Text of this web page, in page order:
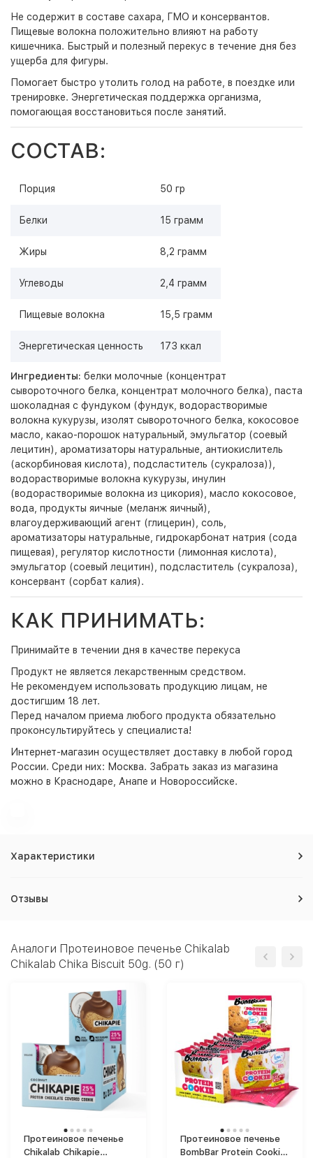
Не содержит в составе сахара, ГМО и консервантов.
Пищевые волокна положительно влияют на работу
кишечника. Быстрый и полезный перекус в течение дня без
ущерба для фигуры.
Помогает быстро утолить голод на работе, в поездке или
тренировке. Энергетическая поддержка организма,
помогающая восстановиться после занятий.
СОСТАВ:
Порция 50 гр
Белки 15 грамм
Жиры 8,2 грамм
Углеводы 2,4 грамм
Пищевые волокна 15,5 грамм
Энергетическая ценность 173 ккал
Ингредиенты: белки молочные (концентрат
сывороточного белка, концентрат молочного белка), паста
шоколадная с фундуком (фундук, водорастворимые
волокна кукурузы, изолят сывороточного белка, кокосовое
масло, какао-порошок натуральный, эмульгатор (соевый
лецитин), ароматизаторы натуральные, антиокислитель
(аскорбиновая кислота), подсластитель (сукралоза)),
водорастворимые волокна кукурузы, инулин
(водорастворимые волокна из цикория), масло кокосовое,
вода, продукты яичные (меланж яичный),
влагоудерживающий агент (глицерин), соль,
ароматизаторы натуральные, гидрокарбонат натрия (сода
пищевая), регулятор кислотности (лимонная кислота),
эмульгатор (соевый лецитин), подсластитель (сукралоза),
консервант (сорбат калия).
КАК ПРИНИМАТЬ:
Принимайте в течении дня в качестве перекуса
Продукт не является лекарственным средством.
Не рекомендуем использовать продукцию лицам, не
достигшим 18 лет.
Перед началом приема любого продукта обязательно
проконсультируйтесь у специалиста!
Интернет-магазин осуществляет доставку в любой город
России. Среди них: Москва. Забрать заказ из магазина
можно в Краснодаре, Анапе и Новороссийске.
Характеристики
Отзывы
Аналоги Протеиновое печенье Chikalab
Chikalab Chika Biscuit 50g. (50 г)
Протеиновое печенье
Chikalab Chikapie
Протеиновое печенье
BombBar Protein Cookie